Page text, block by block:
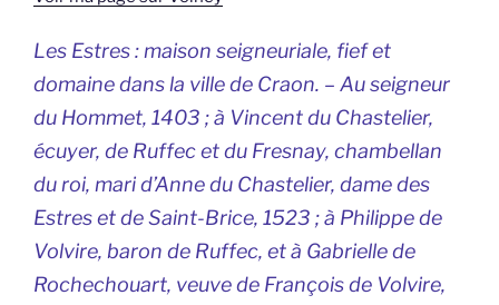
Les Estres : maison seigneuriale, fief et
domaine dans la ville de Craon. – Au seigneur
du Hommet, 1403 ; à Vincent du Chastelier,
écuyer, de Ruffec et du Fresnay, chambellan
du roi, mari d’Anne du Chastelier, dame des
Estres et de Saint-Brice, 1523 ; à Philippe de
Volvire, baron de Ruffec, et à Gabrielle de
Rochechouart, veuve de François de Volvire,